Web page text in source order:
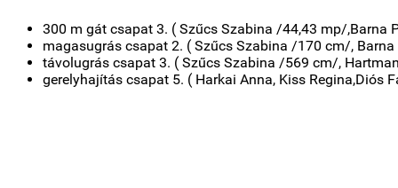
300 m gát csapat 3. ( Szűcs Szabina /44,43 mp/,Barna
magasugrás csapat 2. ( Szűcs Szabina /170 cm/,
távolugrás csapat 3. ( Szűcs Szabina /569 cm/,
gerelyhajítás csapat 5. ( Harkai Anna, Kiss Regina,Diós